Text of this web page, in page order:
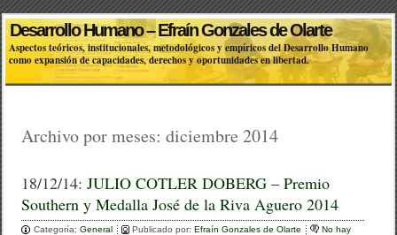
Desarrollo Humano – Efraín Gonzales de Olarte
Aspectos teóricos, institucionales, metodológicos y empíricos del Desarrollo Humano
como expansión de capacidades, derechos y oportunidades en libertad.
Archivo por meses:diciembre 2014
18/12/14:JULIO COTLER DOBERG – Premio
Southern y Medalla José de la Riva Aguero 2014
Categoría:General Publicado por:Efraín Gonzales de Olarte
No hay